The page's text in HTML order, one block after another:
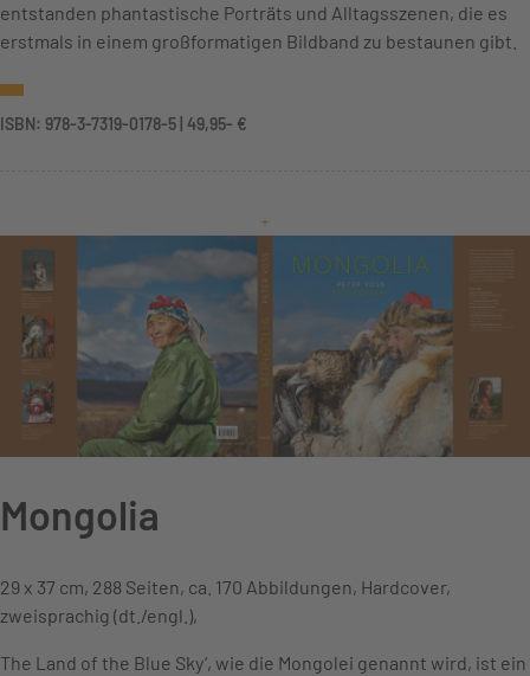
entstanden phantastische Porträts und Alltagsszenen, die es
erstmals in einem großformatigen Bildband zu bestaunen gibt.
ISBN: 978-3-7319-0178-5 | 49,95- €
+
Mongolia
29 x 37 cm, 288 Seiten, ca. 170 Abbildungen, Hardcover,
zweisprachig (dt./engl.),
The Land of the Blue Sky‘, wie die Mongolei genannt wird, ist ein